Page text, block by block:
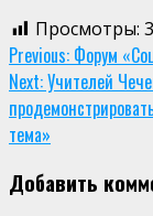
Просмотры:
Continue
Reading
Previous: Форум
Next:Учителей
тема»
Добавить